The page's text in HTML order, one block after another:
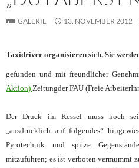
GALERIE 13. NOVEMBER 2012
Taxidriver organisieren sich. Sie
gefunden und mit freundlicher
Aktion) Zeitungder FAU (Freie
Der Druck im Kessel muss hoch
„ausdrücklich auf folgendes“
Pyrotechnik und spitze
mitzuführen; es ist verboten vermummt